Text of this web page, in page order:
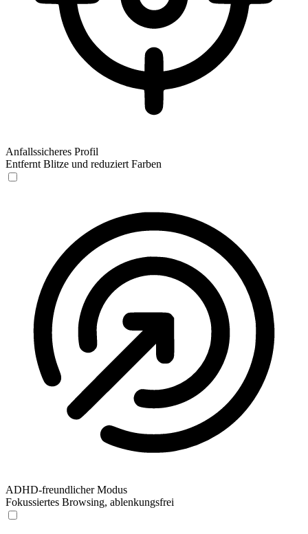
Anfallssicheres Profil
Entfernt Blitze und reduziert Farben
ADHD-freundlicher Modus
Fokussiertes Browsing, ablenkungsfrei